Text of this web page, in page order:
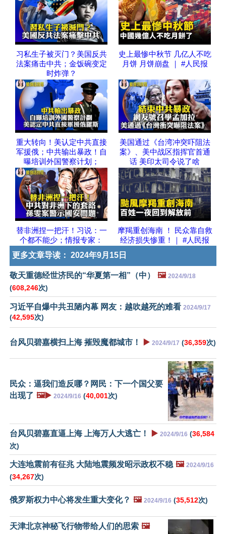
习私生子被灭门？美国反共
法案痛击中共；金饭碗变定
时炸弹？
史上最惨中秋节 几亿人不吃
月饼 月饼崩盘 ｜ #人民报
重大转向！美认定中共直接
军援俄；中共输出暴政！自
曝培训外国警察计划；
美国通过《台湾冲突吓阻法
案》、美中战区指挥官首通
话 美印太司令说了啥
替非洲捏一把汗！习说：一
个都不能少；情报专家：
摩羯重创海南 ！ 民众靠自救
经济损失惨重！｜ #人民报
更多文章导读： 2024年9月15日
敬天重德经世济民的“华夏第一相”（中） 🖼️ 2024/9/18
(608,246次)
习近平自爆中共丑陋内幕 网友：越吹越死的难看 2024/9/17
(42,595次)
台风贝碧嘉横扫上海 摧毁魔都城市！ ▶️ 2024/9/17 (36,359次)
民众：逼我们造反哪？网民：下一个国父要
出现了 🖼️▶️ 2024/9/16 (40,001次)
台风贝碧嘉直逼上海 上海万人大逃亡！ ▶️ 2024/9/16 (36,584
次)
大连地震前有征兆 大陆地震频发昭示政权不稳 🖼️ 2024/9/16
(34,267次)
俄罗斯权力中心将发生重大变化？ 🖼️ 2024/9/16 (35,512次)
天津北京神秘飞行物带给人们的思索 🖼️